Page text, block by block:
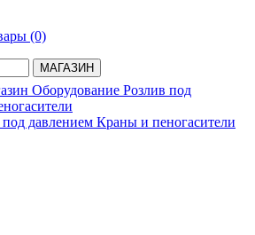
(0)
МАГАЗИН
Оборудование Розлив под
давлением Краны и пеногасители